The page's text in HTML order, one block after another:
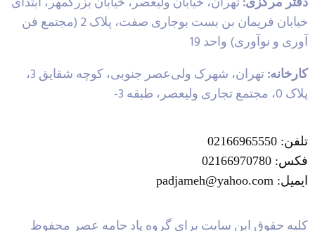
خیابان فریمان بن بست بوجاری صفت، پلاک 2 (مجتمع فن
آوری و نوآوری) واحد 19
کارخانه:
تهران، شهرک ولی‌عصر جنوبی، کوچه شقایق 3،
پلاک 0، مجتمع تجاری ولیعصر، طبقه 3-
تلفن: 02166965550
فکس: 02166970780
ایمیل: padjameh@yahoo.com
کلیه حقوق این سایت برای گروه پاد جامه عصر محفوظ